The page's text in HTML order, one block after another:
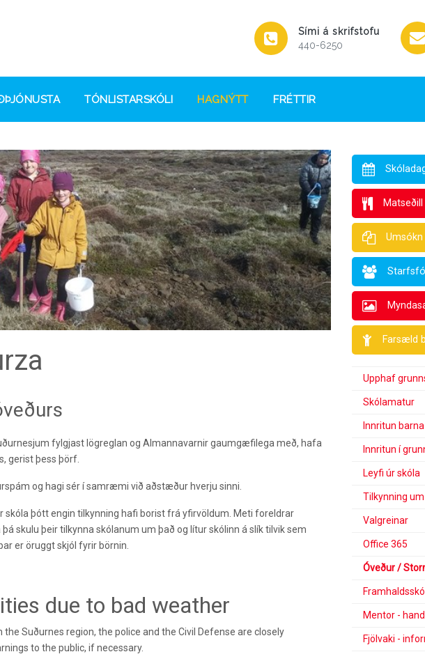
Sími á skrifstofu
440-6250
TÓNLISTARSKÓLI HAGNÝTT FRÉTTIR
fylgjast lögreglan og Almannavarnir gaumgæfilega með, hafa
gerist þess þörf.
og hagi sér í samræmi við aðstæður hverju sinni.
skóla þótt engin tilkynning hafi borist frá yfirvöldum. Meti foreldrar
skulu þeir tilkynna skólanum um það og lítur skólinn á slík tilvik sem
er öruggt skjól fyrir börnin.
due to bad weather
Suðurnes region, the police and the Civil Defense are closely
to the public, if necessary.
Matseðill
Farsæld
Upphaf
Skólamatur
Innritun
Innritun í
Leyfi úr skóla
Tilkynning
Valgreinar
Office 365
Óveður /
Mentor -
Fjölvaki -